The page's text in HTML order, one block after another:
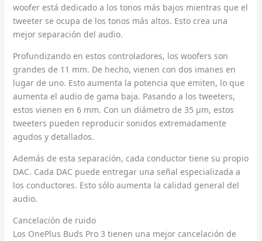
woofer está dedicado a los tonos más bajos mientras que el
tweeter se ocupa de los tonos más altos. Esto crea una
mejor separación del audio.
Profundizando en estos controladores, los woofers son
grandes de 11 mm. De hecho, vienen con dos imanes en
lugar de uno. Esto aumenta la potencia que emiten, lo que
aumenta el audio de gama baja. Pasando a los tweeters,
estos vienen en 6 mm. Con un diámetro de 35 μm, estos
tweeters pueden reproducir sonidos extremadamente
agudos y detallados.
Además de esta separación, cada conductor tiene su propio
DAC. Cada DAC puede entregar una señal especializada a
los conductores. Esto sólo aumenta la calidad general del
audio.
Cancelación de ruido
Los OnePlus Buds Pro 3 tienen una mejor cancelación de